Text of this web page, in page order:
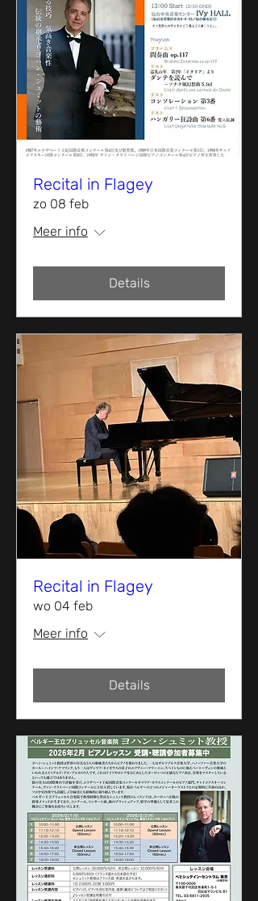
Recital in Flagey
zo 08 feb
Meer info
Details
Recital in Flagey
wo 04 feb
Meer info
Details